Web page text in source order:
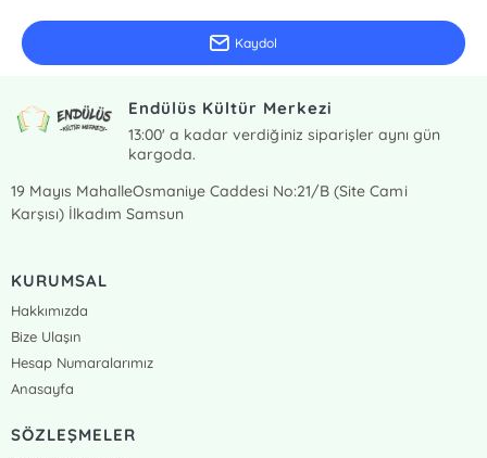
Kaydol
Endülüs Kültür Merkezi
13:00' a kadar verdiğiniz siparişler aynı gün
kargoda.
19 Mayıs MahalleOsmaniye Caddesi No:21/B (Site Cami
Karşısı) İlkadım Samsun
KURUMSAL
Hakkımızda
Bize Ulaşın
Hesap Numaralarımız
Anasayfa
SÖZLEŞMELER